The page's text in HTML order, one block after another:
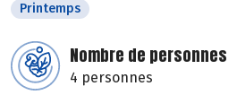
Printemps
Nombre de personnes
4 personnes